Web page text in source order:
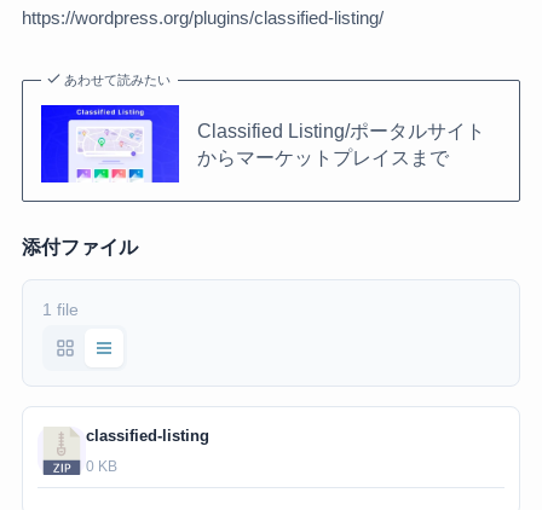
https://wordpress.org/plugins/classified-listing/
あわせて読みたい
Classified Listing/ポータルサイト
からマーケットプレイスまで
添付ファイル
1 file
classified-listing
0 KB